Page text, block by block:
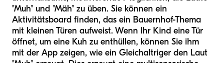
"Muh" und "Mäh" zu üben. Sie können ein
Aktivitätsboard finden, das ein Bauernhof-Thema
mit kleinen Türen aufweist. Wenn Ihr Kind eine Tür
öffnet, um eine Kuh zu enthüllen, können Sie ihm
mit der App zeigen, wie ein Gleichaltriger den Laut